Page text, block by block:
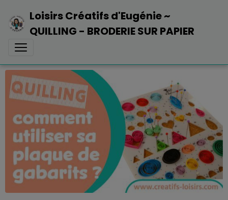
Loisirs Créatifs d'Eugénie ~
QUILLING - BRODERIE SUR PAPIER